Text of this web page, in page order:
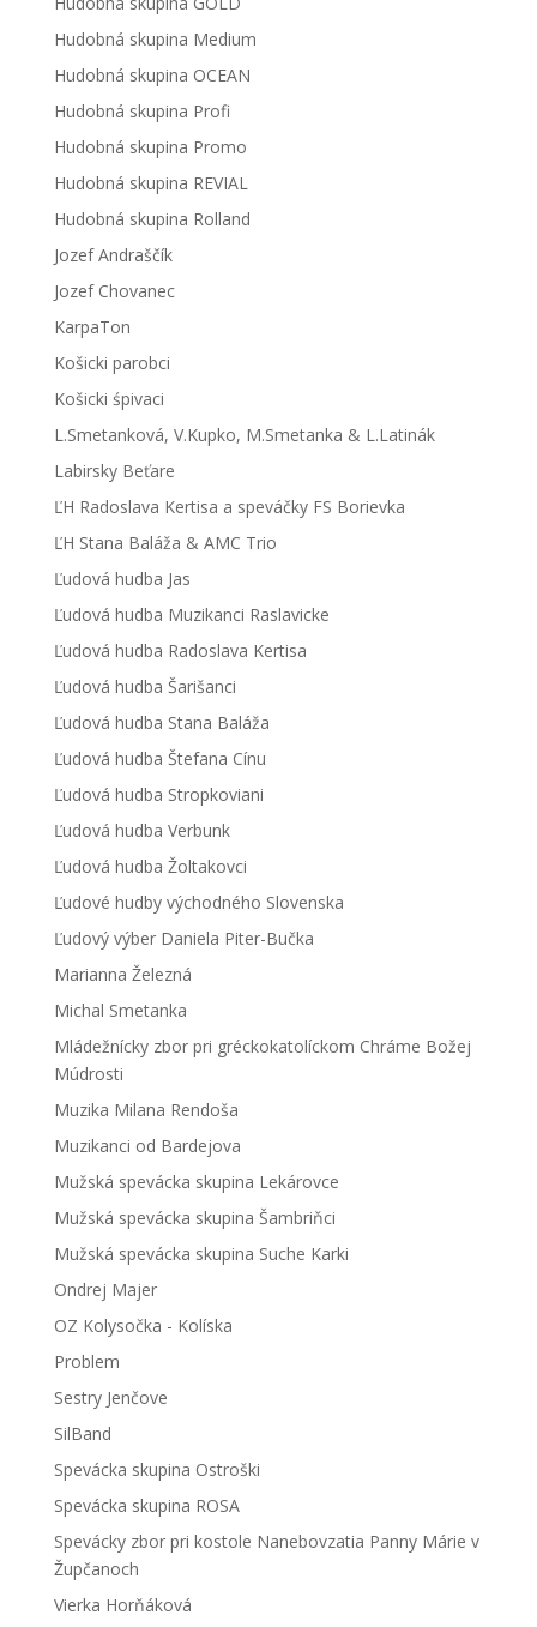
Hudobná skupina Medium
Hudobná skupina OCEAN
Hudobná skupina Profi
Hudobná skupina Promo
Hudobná skupina REVIAL
Hudobná skupina Rolland
Jozef Andraščík
Jozef Chovanec
KarpaTon
Košicki parobci
Košicki śpivaci
L.Smetanková, V.Kupko, M.Smetanka & L.Latinák
Labirsky Beťare
ĽH Radoslava Kertisa a speváčky FS Borievka
ĽH Stana Baláža & AMC Trio
Ľudová hudba Jas
Ľudová hudba Muzikanci Raslavicke
Ľudová hudba Radoslava Kertisa
Ľudová hudba Šarišanci
Ľudová hudba Stana Baláža
Ľudová hudba Štefana Cínu
Ľudová hudba Stropkoviani
Ľudová hudba Verbunk
Ľudová hudba Žoltakovci
Ľudové hudby východného Slovenska
Ľudový výber Daniela Piter-Bučka
Marianna Železná
Michal Smetanka
Mládežnícky zbor pri gréckokatolíckom Chráme Božej
Múdrosti
Muzika Milana Rendoša
Muzikanci od Bardejova
Mužská spevácka skupina Lekárovce
Mužská spevácka skupina Šambriňci
Mužská spevácka skupina Suche Karki
Ondrej Majer
OZ Kolysočka - Kolíska
Problem
Sestry Jenčove
SilBand
Spevácka skupina Ostroški
Spevácka skupina ROSA
Spevácky zbor pri kostole Nanebovzatia Panny Márie v
Župčanoch
Vierka Horňáková